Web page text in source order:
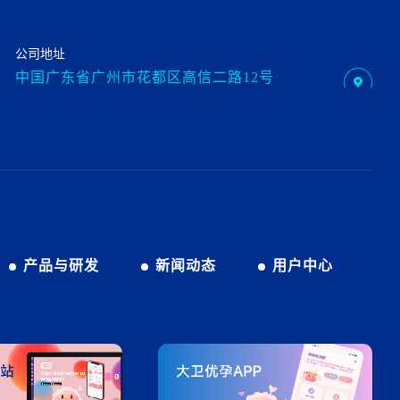
公司地址
中国广东省广州市花都区高信二路12号
产品与研发 新闻动态 用户中心